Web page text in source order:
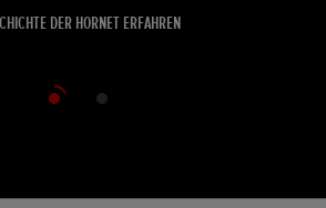
DER HORNET ERFAHREN